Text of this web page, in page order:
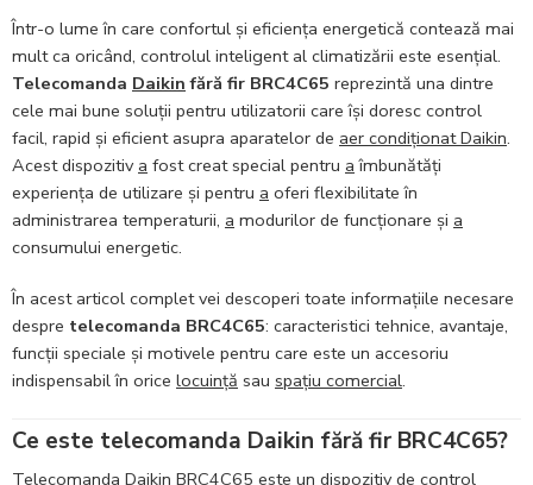
Într-o lume în care confortul și eficiența energetică contează mai
mult ca oricând, controlul inteligent al climatizării este esențial.
Telecomanda Daikin fără fir BRC4C65 reprezintă una dintre
cele mai bune soluții pentru utilizatorii care își doresc control
facil, rapid și eficient asupra aparatelor de aer condiționat Daikin.
Acest dispozitiv a fost creat special pentru a îmbunătăți
experiența de utilizare și pentru a oferi flexibilitate în
administrarea temperaturii, a modurilor de funcționare și a
consumului energetic.
În acest articol complet vei descoperi toate informațiile necesare
despre telecomanda BRC4C65: caracteristici tehnice, avantaje,
funcții speciale și motivele pentru care este un accesoriu
indispensabil în orice locuință sau spațiu comercial.
Ce este telecomanda Daikin fără fir BRC4C65?
Telecomanda Daikin BRC4C65 este un dispozitiv de control